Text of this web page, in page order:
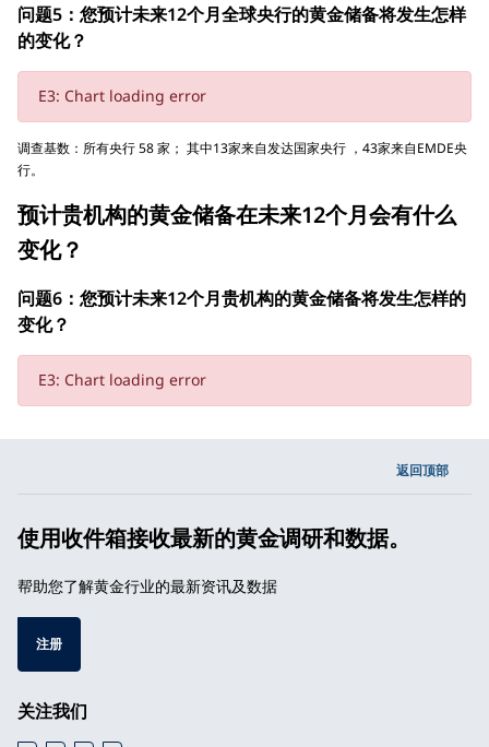
问题5：您预计未来12个月全球央行的黄金储备将发生怎样
的变化？
E3: Chart loading error
调查基数：所有央行 58 家； 其中13家来自发达国家央行 ，43家来自EMDE央
行。
预计贵机构的黄金储备在未来12个月会有什么
变化？
问题6：您预计未来12个月贵机构的黄金储备将发生怎样的
变化？
E3: Chart loading error
返回顶部
使用收件箱接收最新的黄金调研和数据。
帮助您了解黄金行业的最新资讯及数据
注册
关注我们